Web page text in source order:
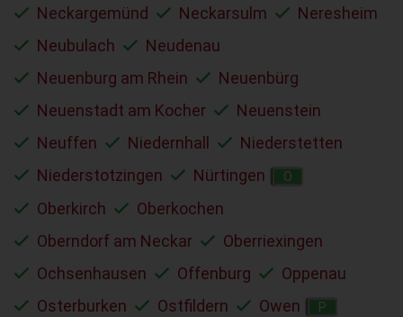
Neckargemünd
Neckarsulm
Neresheim
Neubulach
Neudenau
Neuenburg am Rhein
Neuenbürg
Neuenstadt am Kocher
Neuenstein
Neuffen
Niedernhall
Niederstetten
Niederstotzingen
Nürtingen O
Oberkirch
Oberkochen
Oberndorf am Neckar
Oberriexingen
Ochsenhausen
Offenburg
Oppenau
Osterburken
Ostfildern Owen P